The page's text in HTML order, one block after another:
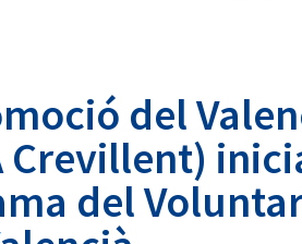
del
Crevillent)
del